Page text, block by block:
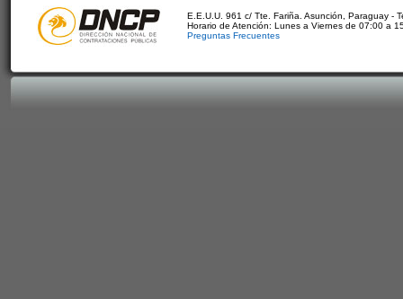
E.E.U.U. 961 c/ Tte. Fariña. Asunción, Paraguay -
Horario de Atención: Lunes a Viernes de 07:00 a
Preguntas Frecuentes